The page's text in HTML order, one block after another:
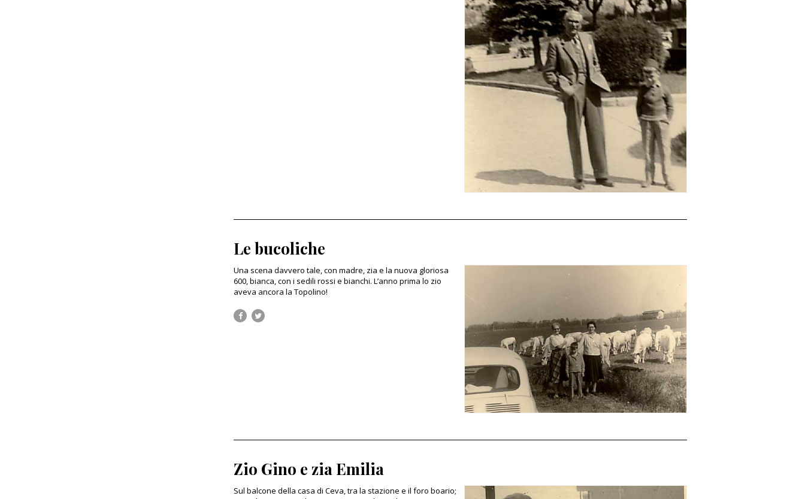
Le bucoliche
Una scena davvero tale, con madre, zia e la nuova gloriosa
600, bianca, con i sedili rossi e bianchi. L’anno prima lo zio
aveva ancora la Topolino!
Zio Gino e zia Emilia
Sul balcone della casa di Ceva, tra la stazione e il foro boario;